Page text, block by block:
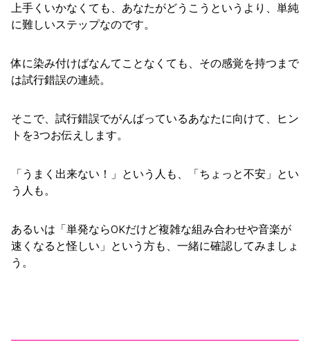
上手くいかなくても、あなたがどうこうというより、単純
に難しいステップなのです。
体に染み付けばなんてことなくても、その感覚を持つまで
は試行錯誤の連続。
そこで、試行錯誤でがんばっているあなたに向けて、ヒン
トを3つお伝えします。
「うまく出来ない！」という人も、「ちょっと不安」とい
う人も。
あるいは「単発ならOKだけど複雑な組み合わせや音楽が
速くなると怪しい」という方も、一緒に確認してみましょ
う。